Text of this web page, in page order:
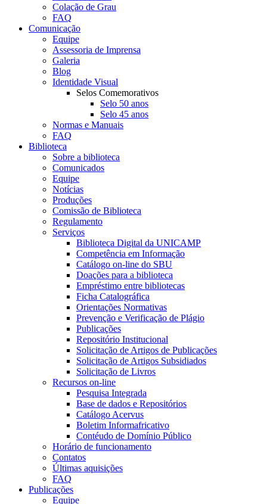
Colação de Grau
FAQ
Comunicação
Equipe
Assessoria de Imprensa
Galeria
Blog
Identidade Visual
Selos Comemorativos
Selo 50 anos
Selo 45 anos
Normas e Manuais
FAQ
Biblioteca
Sobre a biblioteca
Comunicados
Equipe
Notícias
Produções
Comissão de Biblioteca
Regulamento
Serviços
Biblioteca Digital da UNICAMP
Competência em Informação
Catálogo on-line do SBU
Doações para a biblioteca
Empréstimo entre bibliotecas
Ficha Catalográfica
Orientações Normativas
Prevenção e Verificação de Plágio
Publicações
Repositório Institucional
Solicitação de Artigos de Publicações
Solicitação de Artigos Subsidiados
Solicitação de Livros
Recursos on-line
Pesquisa Integrada
Base de dados e Repositórios
Catálogo Acervus
Boletim Informafricativo
Contéudo de Domínio Público
Horário de funcionamento
Contatos
Últimas aquisições
FAQ
Publicações
Equipe